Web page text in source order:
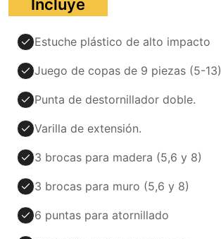
Incluye
Estuche plástico de alto impacto
Juego de copas de 9 piezas (5-13)
Punta de destornillador doble.
Varilla de extensión.
3 brocas para madera (5,6 y 8)
3 brocas para muro (5,6 y 8)
6 puntas para atornillado